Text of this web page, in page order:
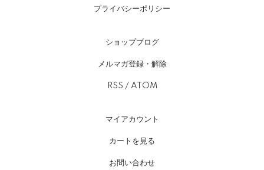
プライバシーポリシー
ショップブログ
メルマガ登録・解除
RSS / ATOM
マイアカウント
カートを見る
お問い合わせ